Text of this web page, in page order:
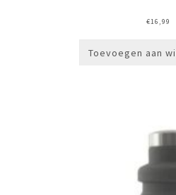
€16,99
Toevoegen aan